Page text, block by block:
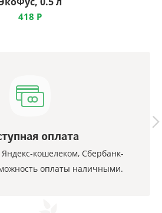
418 Р
оплата
кошелеком, Сбербанк-
оплаты наличными.